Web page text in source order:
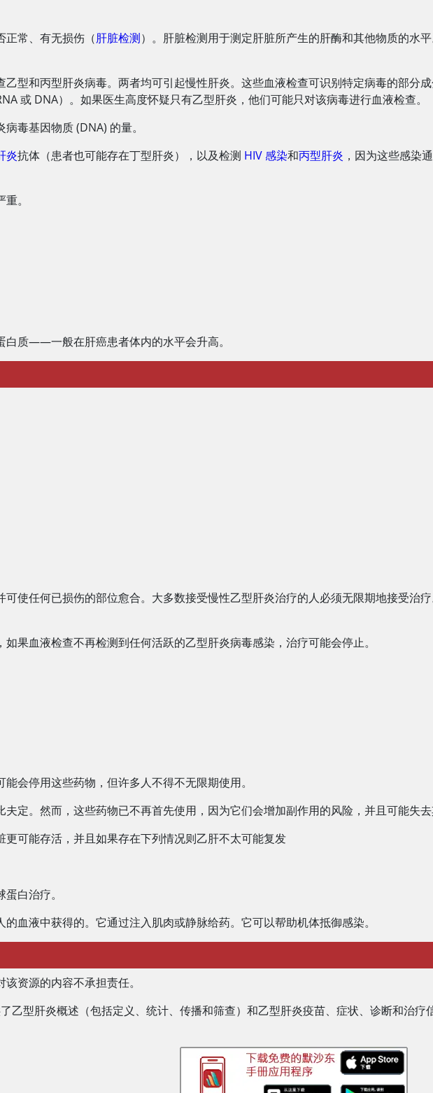
正常、有无损伤（肝脏检测）。肝脏检测用于测定肝脏所产生的肝酶和其他物质的水
型和丙型肝炎病毒。两者均可引起慢性肝炎。这些血液检查可识别特定病毒的部分
或 DNA）。如果医生高度怀疑只有乙型肝炎，他们可能只对该病毒进行血液检查。
毒基因物质 (DNA) 的量。
炎抗体（患者也可能存在丁型肝炎），以及检测 HIV 感染和丙型肝炎 ，因为这些感染
。
质——一般在肝癌患者体内的水平会升高。
使任何已损伤的部位愈合。大多数接受慢性乙型肝炎治疗的人必须无限期地接受治
果血液检查不再检测到任何活跃的乙型肝炎病毒感染，治疗可能会停止。
会停用这些药物，但许多人不得不无限期使用。
定。然而，这些药物已不再首先使用，因为它们会增加副作用的风险，并且可能失
更可能存活，并且如果存在下列情况则乙肝不太可能复发
白治疗。
血液中获得的。它通过注入肌肉或静脉给药。它可以帮助机体抵御感染。
资源的内容不承担责任。
了乙型肝炎概述（包括定义、统计、传播和筛查）和乙型肝炎疫苗、症状、诊断和治